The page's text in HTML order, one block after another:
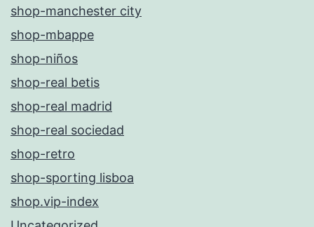
shop-manchester city
shop-mbappe
shop-niños
shop-real betis
shop-real madrid
shop-real sociedad
shop-retro
shop-sporting lisboa
shop.vip-index